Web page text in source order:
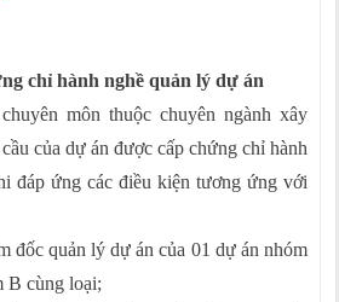
chỉ hành nghề quản lý dự án
môn thuộc chuyên ngành xây
của dự án được cấp chứng chỉ hành
đáp ứng các điều kiện tương ứng với
đốc quản lý dự án của 01 dự án nhóm
B cùng loại;